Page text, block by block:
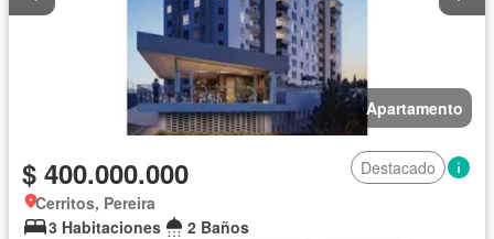
Apartamento
$ 400.000.000
Destacado
Cerritos, Pereira
3 Habitaciones
2 Baños